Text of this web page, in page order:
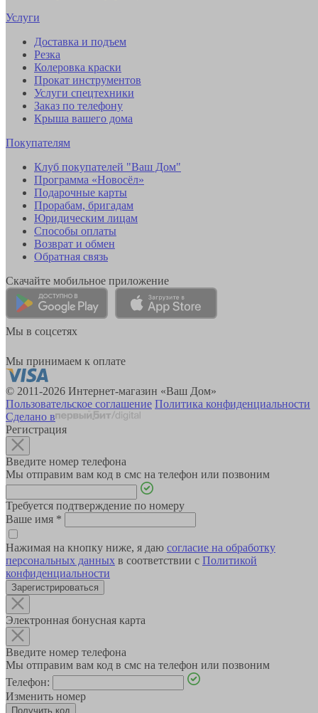
Услуги
Доставка и подъем
Резка
Колеровка краски
Прокат инструментов
Услуги спецтехники
Заказ по телефону
Крыша вашего дома
Покупателям
Клуб покупателей "Ваш Дом"
Программа «Новосёл»
Подарочные карты
Прорабам, бригадам
Юридическим лицам
Способы оплаты
Возврат и обмен
Обратная связь
Скачайте мобильное приложение
Мы в соцсетях
Мы принимаем к оплате
© 2011-2026 Интернет-магазин «Ваш Дом»
Пользовательское соглашение Политика конфиденциальности
Сделано в
Регистрация
Введите номер телефона
Мы отправим вам код в смс на телефон или позвоним
Требуется подтверждение по номеру
Ваше имя *
Нажимая на кнопку ниже, я даю согласие на обработку
персональных данных в соответствии с Политикой
конфиденциальности
Зарегистрироваться
Электронная бонусная карта
Введите номер телефона
Мы отправим вам код в смс на телефон или позвоним
Телефон:
Изменить номер